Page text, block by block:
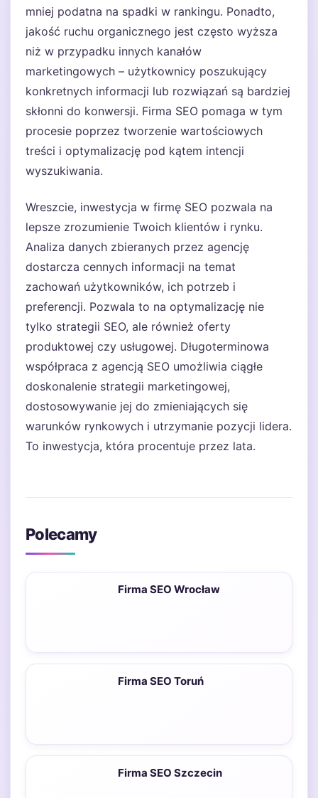
mniej podatna na spadki w rankingu. Ponadto,
jakość ruchu organicznego jest często wyższa
niż w przypadku innych kanałów
marketingowych – użytkownicy poszukujący
konkretnych informacji lub rozwiązań są bardziej
skłonni do konwersji. Firma SEO pomaga w tym
procesie poprzez tworzenie wartościowych
treści i optymalizację pod kątem intencji
wyszukiwania.
Wreszcie, inwestycja w firmę SEO pozwala na
lepsze zrozumienie Twoich klientów i rynku.
Analiza danych zbieranych przez agencję
dostarcza cennych informacji na temat
zachowań użytkowników, ich potrzeb i
preferencji. Pozwala to na optymalizację nie
tylko strategii SEO, ale również oferty
produktowej czy usługowej. Długoterminowa
współpraca z agencją SEO umożliwia ciągłe
doskonalenie strategii marketingowej,
dostosowywanie jej do zmieniających się
warunków rynkowych i utrzymanie pozycji lidera.
To inwestycja, która procentuje przez lata.
Polecamy
Firma SEO Wrocław
Firma SEO Toruń
Firma SEO Szczecin